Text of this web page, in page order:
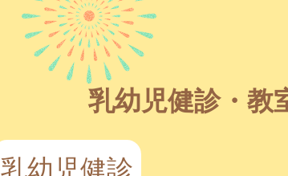
乳幼児健診・教
乳幼児健診